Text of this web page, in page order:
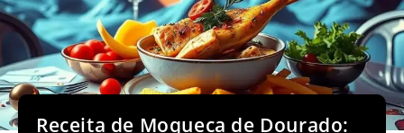
Receita de Moqueca de Dourado: